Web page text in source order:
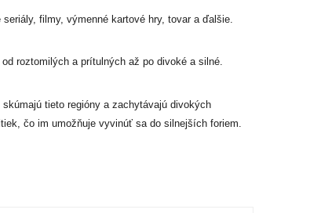
filmy, výmenné kartové hry, tovar a ďalšie.
roztomilých a prítulných až po divoké a silné.
tieto regióny a zachytávajú divokých
čo im umožňuje vyvinúť sa do silnejších foriem.